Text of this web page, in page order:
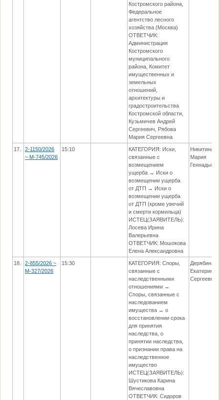
Костромского района,
Федеральное
агентство лесного
хозяйства (Москва)
ОТВЕТЧИК:
Администрация
Костромского
муниципального
района, Комитет
имущественных и
земельных
отношений,
архитектуры и
градостроительства
Костромской области,
Кузьмичев Андрей
Сергеевич, Рябова
Мария Сергеевна
17.
2-1150/2026
~ М-745/2026
15:10
КАТЕГОРИЯ: Иски,
связанные с
возмещением
ущерба → Иски о
возмещении ущерба
от ДТП → Иски о
возмещении ущерба
от ДТП (кроме увечий
и смерти кормильца)
ИСТЕЦ(ЗАЯВИТЕЛЬ):
Лосева Ирина
Валерьевна
ОТВЕТЧИК: Мошокова
Елена Александровна
Никитина
Мария
18.
2-855/2026 ~
М-327/2026
15:30
КАТЕГОРИЯ: Споры,
связанные с
наследственными
отношениями →
Споры, связанные с
наследованием
имущества → о
восстановлении срока
для принятия
наследства, о
принятии наследства,
о признании права на
наследственное
имущество
ИСТЕЦ(ЗАЯВИТЕЛЬ):
Шустикова Карина
Вячеславовна
ОТВЕТЧИК: Сидоров
Дерябина
Екатерина
Сергеевна